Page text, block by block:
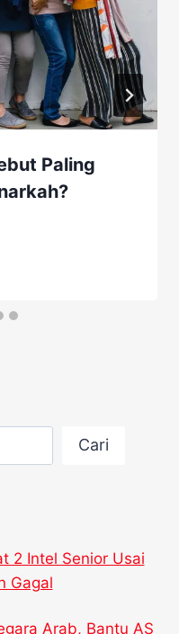
Paling
Cari
2 Intel Senior Usai
Gagal
Arab, Bantu AS